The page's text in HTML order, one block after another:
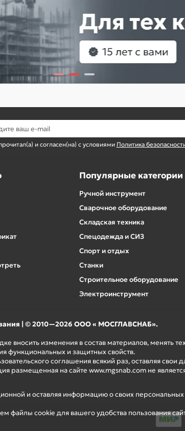
и оставляя информацию о своих
файлы cookie для вашего удобства пользования
и согласен(на) с условиями Политика
Популярные категории
Ручной инструмент
Сварочное оборудование
Складская техника
Спецодежда и СИЗ
Спорт и отдых
Станки
Строительное оборудование
Электроинструмент
| © 2010—2026 ООО « МОСГЛАВСНАБ».
вносить изменения в состав материалов, менять
функциональных и защитных свойств.
соглашения всякий раз, оставляя
размещенная на сайте www.mgsnab.com не